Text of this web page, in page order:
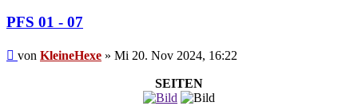
PFS 01 - 07
Beitrag
von KleineHexe » Mi 20. Nov 2024, 16:22
SEITEN